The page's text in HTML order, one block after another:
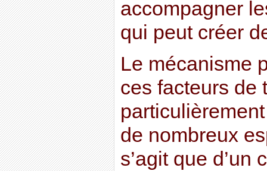
accompagner
qui peut créer
Le mécanisme
ces facteurs de
de nombreux
s’agit que d’un